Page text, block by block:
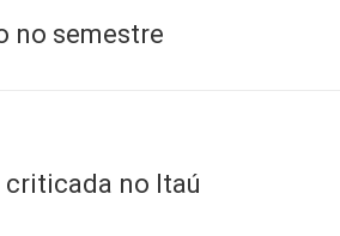
no semestre
no Itaú